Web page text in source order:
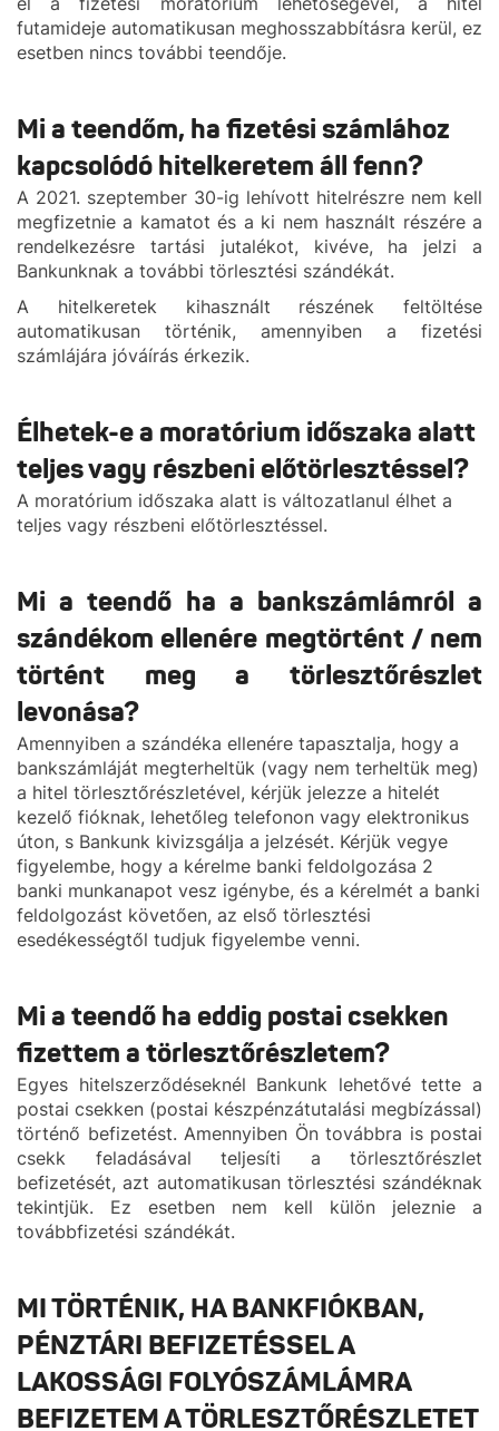
futamideje automatikusan meghosszabbításra kerül, ez
esetben nincs további teendője.
Mi a teendőm, ha fizetési számlához
kapcsolódó hitelkeretem áll fenn?
A 2021. szeptember 30-ig lehívott hitelrészre nem kell
megfizetnie a kamatot és a ki nem használt részére a
rendelkezésre tartási jutalékot, kivéve, ha jelzi a
Bankunknak a további törlesztési szándékát.
A hitelkeretek kihasznált részének feltöltése
automatikusan történik, amennyiben a fizetési
számlájára jóváírás érkezik.
Élhetek-e a moratórium időszaka alatt
teljes vagy részbeni előtörlesztéssel?
A moratórium időszaka alatt is változatlanul élhet a
teljes vagy részbeni előtörlesztéssel.
Mi a teendő ha a bankszámlámról a
szándékom ellenére megtörtént / nem
történt meg a törlesztőrészlet
levonása?
Amennyiben a szándéka ellenére tapasztalja, hogy a
bankszámláját megterheltük (vagy nem terheltük meg)
a hitel törlesztőrészletével, kérjük jelezze a hitelét
kezelő fióknak, lehetőleg telefonon vagy elektronikus
úton, s Bankunk kivizsgálja a jelzését. Kérjük vegye
figyelembe, hogy a kérelme banki feldolgozása 2
banki munkanapot vesz igénybe, és a kérelmét a banki
feldolgozást követően, az első törlesztési
esedékességtől tudjuk figyelembe venni.
Mi a teendő ha eddig postai csekken
fizettem a törlesztőrészletem?
Egyes hitelszerződéseknél Bankunk lehetővé tette a
postai csekken (postai készpénzátutalási megbízással)
történő befizetést. Amennyiben Ön továbbra is postai
csekk feladásával teljesíti a törlesztőrészlet
befizetését, azt automatikusan törlesztési szándéknak
tekintjük. Ez esetben nem kell külön jeleznie a
továbbfizetési szándékát.
MI TÖRTÉNIK, HA BANKFIÓKBAN,
PÉNZTÁRI BEFIZETÉSSEL A
LAKOSSÁGI FOLYÓSZÁMLÁMRA
BEFIZETEM A TÖRLESZTŐRÉSZLETET